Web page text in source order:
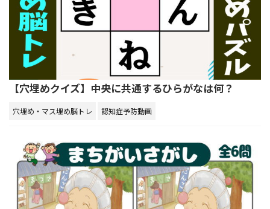
【穴埋めクイズ】中央に共通するひらがなは何？
穴埋め・マス埋め脳トレ 認知症予防動画